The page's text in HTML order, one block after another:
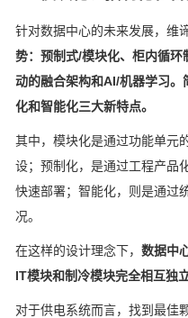
针对数据中心的未来发展，维
势：预制式/模块化、柜内循
动的融合架构和AI/机器学习。
化和智能化三大新特点。
其中，模块化是通过功能单元
设；预制化，是通过工程产品
快速部署；智能化，则是通过
况。
在这样的设计理念下， 数据中
IT模块和制冷模块完全相互独
对于供电系统而言，找到最佳